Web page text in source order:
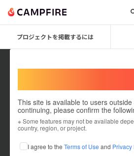
プロジェクトを掲載するには
This site is available to users
continuing, please confirm the
※ Some features may not be available
country, region, or project.
I agree to the Terms of Use and Privacy
JOGZONE
これまでに5回支援して1件のプロジェク